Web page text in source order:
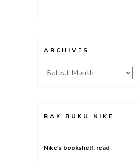
ARCHIVES
Archives
RAK BUKU NIKE
Nike's bookshelf: read